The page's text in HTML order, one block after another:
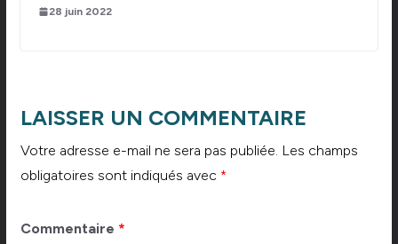
28 juin 2022
LAISSER UN COMMENTAIRE
Votre adresse e-mail ne sera pas publiée. Les champs
obligatoires sont indiqués avec *
Commentaire *